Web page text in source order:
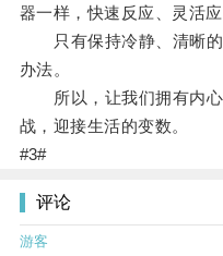
器一样，快速反应、灵活应
只有保持冷静、清晰的
办法。
所以，让我们拥有内心
战，迎接生活的变数。
#3#
评论
游客